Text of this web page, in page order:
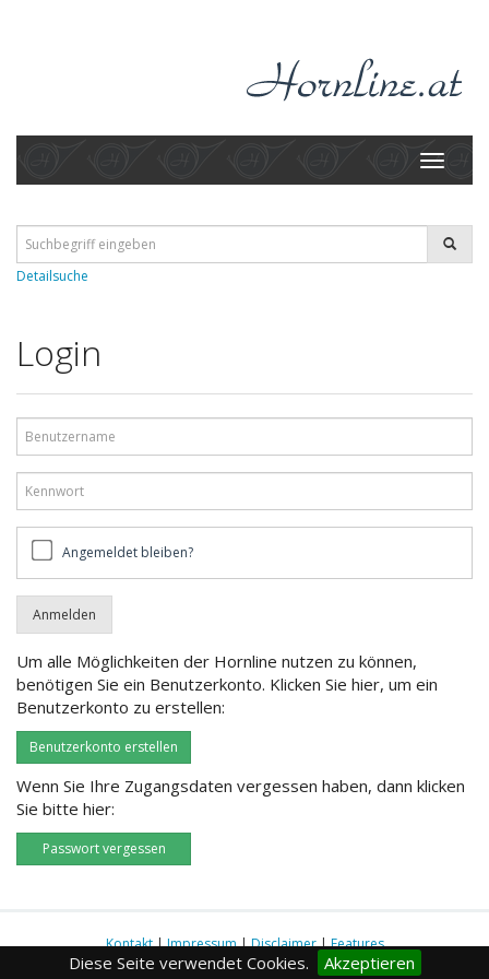
Diese Seite verwendet Cookies. Akzeptieren
Toggle
Detailsuche
Login
bleiben?Angemeldet bleiben?
Um alle Möglichkeiten der Hornline nutzen zu können,
benötigen Sie ein Benutzerkonto. Klicken Sie hier, um ein
Benutzerkonto zu erstellen:
Benutzerkonto erstellen
Wenn Sie Ihre Zugangsdaten vergessen haben, dann klicken
Sie bitte hier:
Passwort vergessen
Kontakt|Impressum|Disclaimer|Features